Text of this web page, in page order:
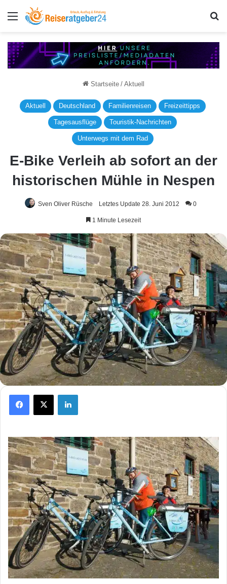
Menü
Startseite / Aktuell
Aktuell Deutschland Familienreisen Freizeittipps
Tagesausflüge Touristik-Nachrichten
Unterwegs mit dem Rad
E-Bike Verleih ab sofort an der
historischen Mühle in Nespen
Sven Oliver Rüsche Letztes Update 28. Juni 2012 0
1 Minute Lesezeit
X